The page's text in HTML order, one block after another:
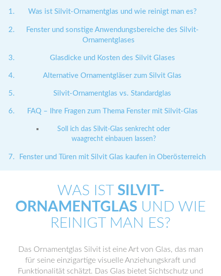
Was ist Silvit-Ornamentglas und wie reinigt man es?
Fenster und sonstige Anwendungsbereiche des Silvit-
Ornamentglases
Glasdicke und Kosten des Silvit Glases
Alternative Ornamentgläser zum Silvit Glas
Silvit-Ornamentglas vs. Standardglas
FAQ – Ihre Fragen zum Thema Fenster mit Silvit-Glas
Soll ich das Silvit-Glas senkrecht oder
waagrecht einbauen lassen?
Fenster und Türen mit Silvit Glas kaufen in Oberösterreich
WAS IST SILVIT-
ORNAMENTGLAS UND WIE
REINIGT MAN ES?
Das Ornamentglas Silvit ist eine Art von Glas, das man
für seine einzigartige visuelle Anziehungskraft und
Funktionalität schätzt. Das Glas bietet Sichtschutz und